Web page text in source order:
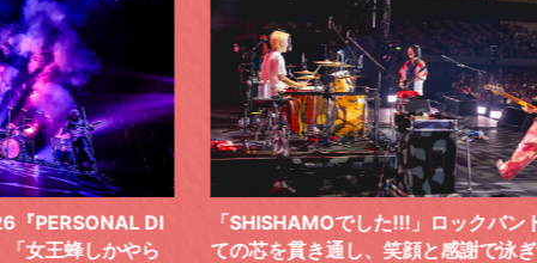
DI
ら
「SHISHAMOでした!!!」ロックバンドとし
ての芯を貫き通し、笑顔と感謝で泳ぎ切っ
気